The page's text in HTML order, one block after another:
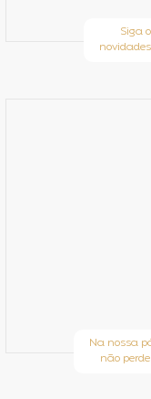
Siga
Na nossa
não